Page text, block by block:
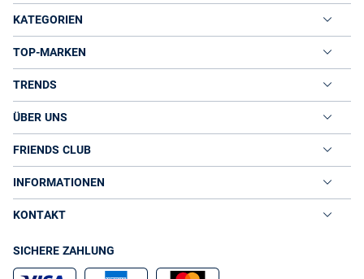
KATEGORIEN
TOP-MARKEN
TRENDS
ÜBER UNS
FRIENDS CLUB
INFORMATIONEN
KONTAKT
SICHERE ZAHLUNG